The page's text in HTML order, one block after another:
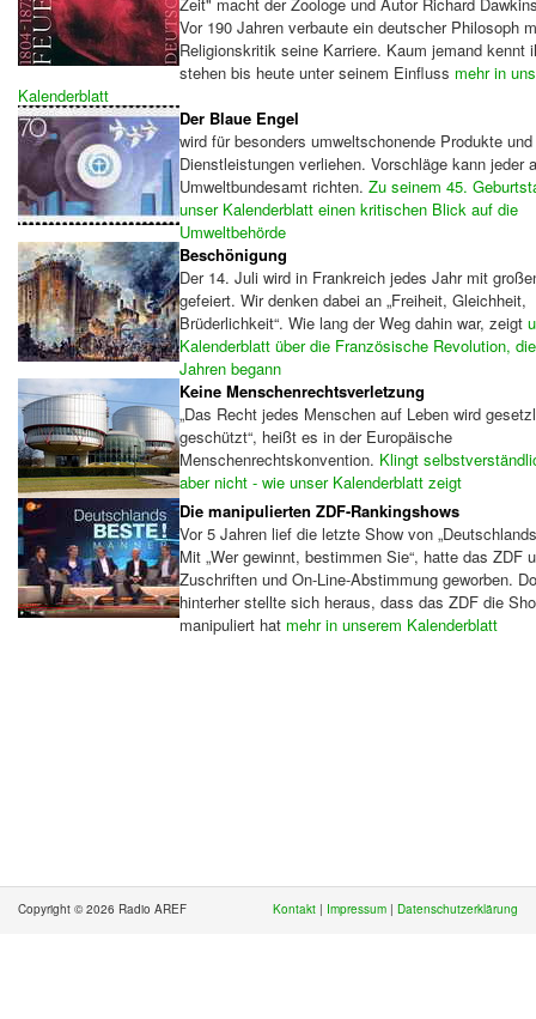
Vor 190 Jahren verbaute ein deutscher Philosoph
Religionskritik seine Karriere. Kaum jemand kennt
stehen bis heute unter seinem Einfluss mehr in
Kalenderblatt
Der Blaue Engel
wird für besonders umweltschonende Produkte und
Dienstleistungen verliehen. Vorschläge kann jeder
Umweltbundesamt richten. Zu seinem 45.
unser Kalenderblatt einen kritischen Blick auf die
Umweltbehörde
Beschönigung
Der 14. Juli wird in Frankreich jedes Jahr mit
gefeiert. Wir denken dabei an „Freiheit, Gleichheit,
Brüderlichkeit“. Wie lang der Weg dahin war, zeigt
Kalenderblatt über die Französische Revolution,
Jahren begann
Keine Menschenrechtsverletzung
„Das Recht jedes Menschen auf Leben wird
geschützt“, heißt es in der Europäische
Menschenrechtskonvention. Klingt
aber nicht - wie unser Kalenderblatt zeigt
Die manipulierten ZDF-Rankingshows
Vor 5 Jahren lief die letzte Show von
Mit „Wer gewinnt, bestimmen Sie“, hatte das ZDF
Zuschriften und On-Line-Abstimmung geworben.
hinterher stellte sich heraus, dass das ZDF die
manipuliert hat mehr in unserem Kalenderblatt
Copyright © 2026 Radio AREF Kontakt | Impressum | Datenschutzerklärung